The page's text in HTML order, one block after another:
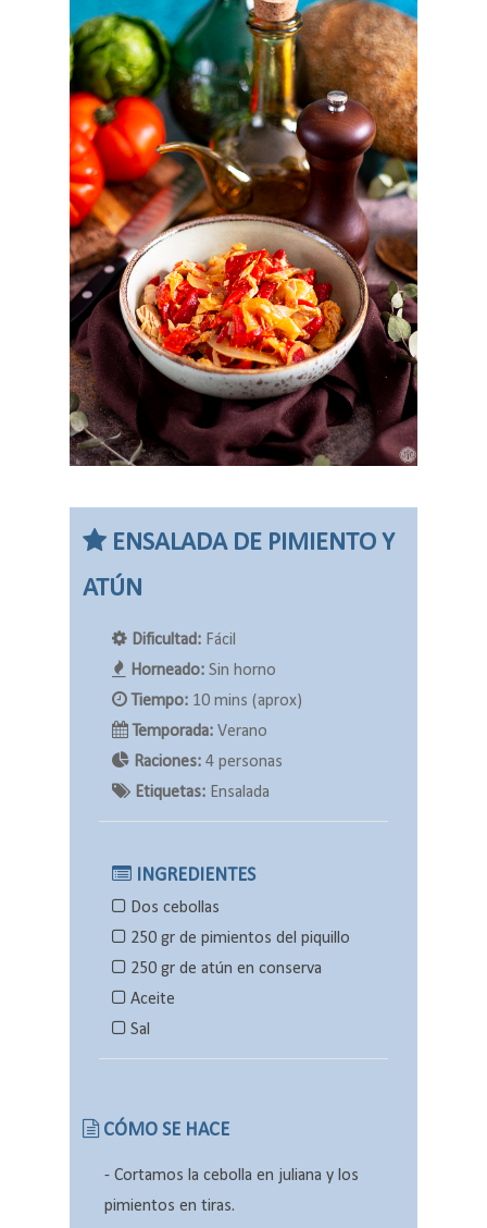
ENSALADA DE PIMIENTO Y
ATÚN
Dificultad: Fácil
Horneado: Sin horno
Tiempo: 10 mins (aprox)
Temporada: Verano
Raciones: 4 personas
Etiquetas: Ensalada
INGREDIENTES
Dos cebollas
250 gr de pimientos del piquillo
250 gr de atún en conserva
Aceite
Sal
CÓMO SE HACE
- Cortamos la cebolla en juliana y los
pimientos en tiras.